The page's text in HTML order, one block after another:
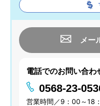
メー
電話でのお問い合わ
0568-23-
営業時間／9：00～18